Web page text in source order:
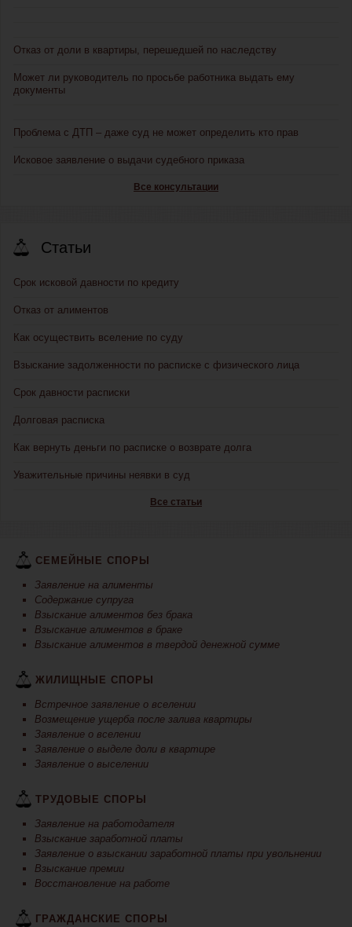
Отказ от доли в квартиры, перешедшей по наследству
Может ли руководитель по просьбе работника выдать ему
документы
Проблема с ДТП – даже суд не может определить кто прав
Исковое заявление о выдачи судебного приказа
Все консультации
Статьи
Срок исковой давности по кредиту
Отказ от алиментов
Как осуществить вселение по суду
Взыскание задолженности по расписке с физического лица
Срок давности расписки
Долговая расписка
Как вернуть деньги по расписке о возврате долга
Уважительные причины неявки в суд
Все статьи
СЕМЕЙНЫЕ СПОРЫ
Заявление на алименты
Содержание супруга
Взыскание алиментов без брака
Взыскание алиментов в браке
Взыскание алиментов в твердой денежной сумме
ЖИЛИЩНЫЕ СПОРЫ
Встречное заявление о вселении
Возмещение ущерба после залива квартиры
Заявление о вселении
Заявление о выделе доли в квартире
Заявление о выселении
ТРУДОВЫЕ СПОРЫ
Заявление на работодателя
Взыскание заработной платы
Заявление о взыскании заработной платы при увольнении
Взыскание премии
Восстановление на работе
ГРАЖДАНСКИЕ СПОРЫ